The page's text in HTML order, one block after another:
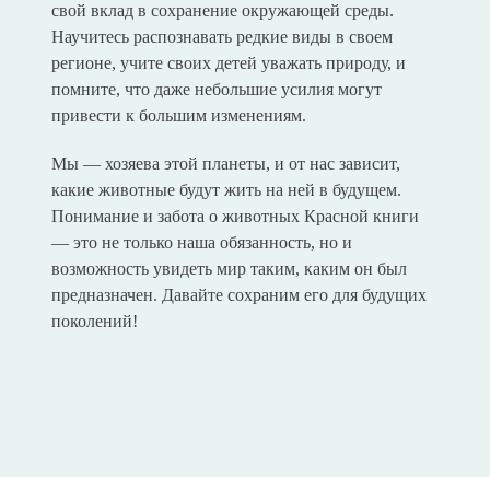
свой вклад в сохранение окружающей среды.
Научитесь распознавать редкие виды в своем
регионе, учите своих детей уважать природу, и
помните, что даже небольшие усилия могут
привести к большим изменениям.
Мы — хозяева этой планеты, и от нас зависит,
какие животные будут жить на ней в будущем.
Понимание и забота о животных Красной книги
— это не только наша обязанность, но и
возможность увидеть мир таким, каким он был
предназначен. Давайте сохраним его для будущих
поколений!